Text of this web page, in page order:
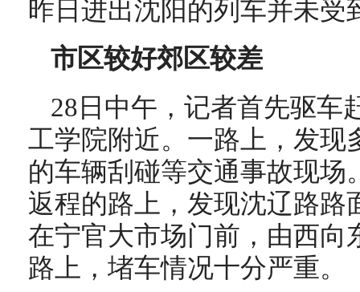
昨日进出沈阳的列车并未受
市区较好郊区较差
28日中午，记者首先驱车
工学院附近。一路上，发现
的车辆刮碰等交通事故现场
返程的路上，发现沈辽路路
在宁官大市场门前，由西向
路上，堵车情况十分严重。